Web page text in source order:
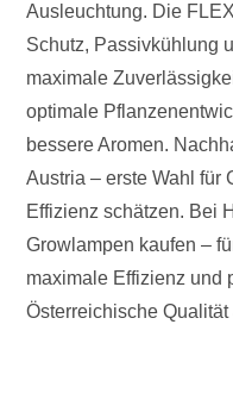
Ausleuchtung. Die
Schutz, Passivkühlung
maximale
optimale
bessere Aromen.
Austria – erste Wahl für
Effizienz schätzen. Bei
Growlampen kaufen –
maximale Effizienz und
Österreichische